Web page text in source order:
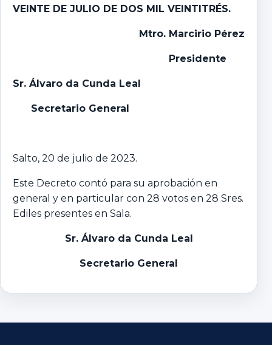
VEINTE DE JULIO DE DOS MIL VEINTITRÉS.
Mtro. Marcirio Pérez
Presidente
Sr. Álvaro da Cunda Leal
Secretario General
Salto, 20 de julio de 2023.
Este Decreto contó para su aprobación en
general y en particular con 28 votos en 28 Sres.
Ediles presentes en Sala.
Sr. Álvaro da Cunda Leal
Secretario General